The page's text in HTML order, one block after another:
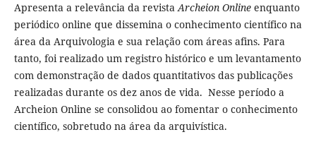
Apresenta a relevância da revistaArcheion Onlineenquanto
periódico online que dissemina o conhecimento científico na
área da Arquivologia e sua relação com áreas afins. Para
tanto, foi realizado um registro histórico e um levantamento
com demonstração de dados quantitativos das publicações
realizadas durante os dez anos de vida. Nesse período a
Archeion Online se consolidou ao fomentar o conhecimento
científico, sobretudo na área da arquivística.